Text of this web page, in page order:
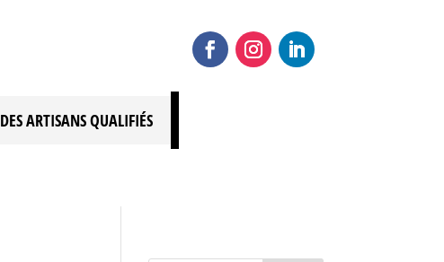
DES ARTISANS QUALIFIÉS